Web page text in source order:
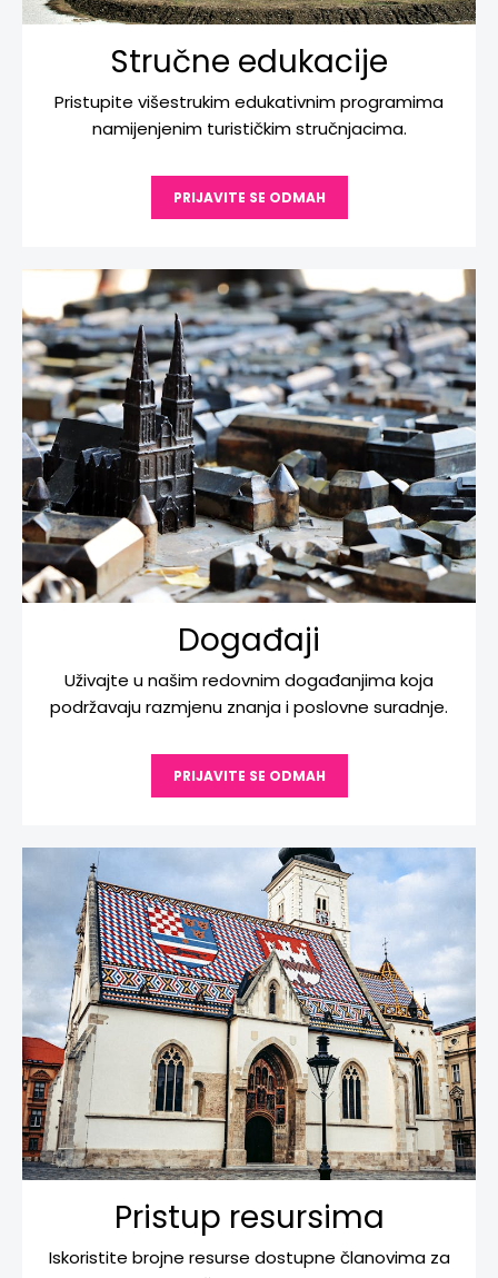
Stručne edukacije
Pristupite višestrukim edukativnim programima
namijenjenim turističkim stručnjacima.
PRIJAVITE SE ODMAH
Događaji
Uživajte u našim redovnim događanjima koja
podržavaju razmjenu znanja i poslovne suradnje.
PRIJAVITE SE ODMAH
Pristup resursima
Iskoristite brojne resurse dostupne članovima za